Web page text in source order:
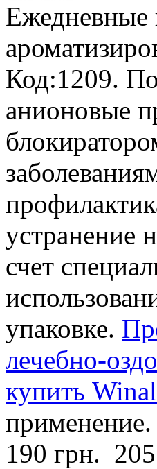
Ежедневные
Код:1209.
анионовые
устранение
счет
упаковке.
лечебно-
купить
применение.
190 грн.